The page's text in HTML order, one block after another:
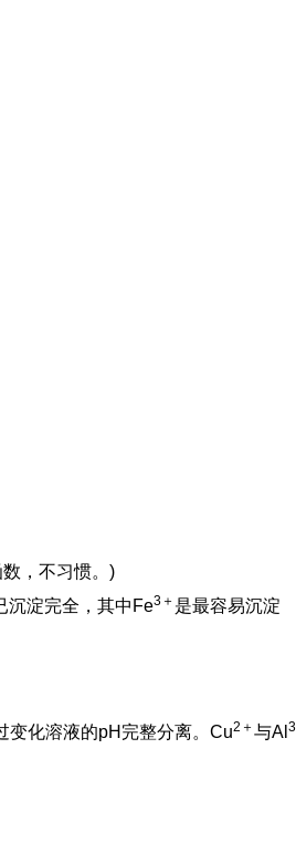
，不习惯。)
沉淀完全，其中Fe3＋ 是最容易沉淀
变化溶液的pH完整分离。Cu2＋与Al 3